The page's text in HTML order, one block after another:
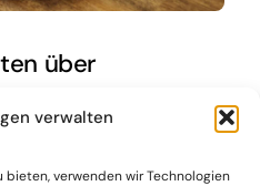
verwalten
verwenden wir Technologien
über
–